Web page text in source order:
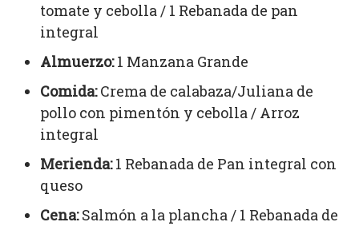
tomate y cebolla / 1 Rebanada de pan
integral
Almuerzo:1 Manzana Grande
Comida:Crema de calabaza/Juliana de
pollo con pimentón y cebolla / Arroz
integral
Merienda:1 Rebanada de Pan integral con
queso
Cena:Salmón a la plancha / 1 Rebanada de